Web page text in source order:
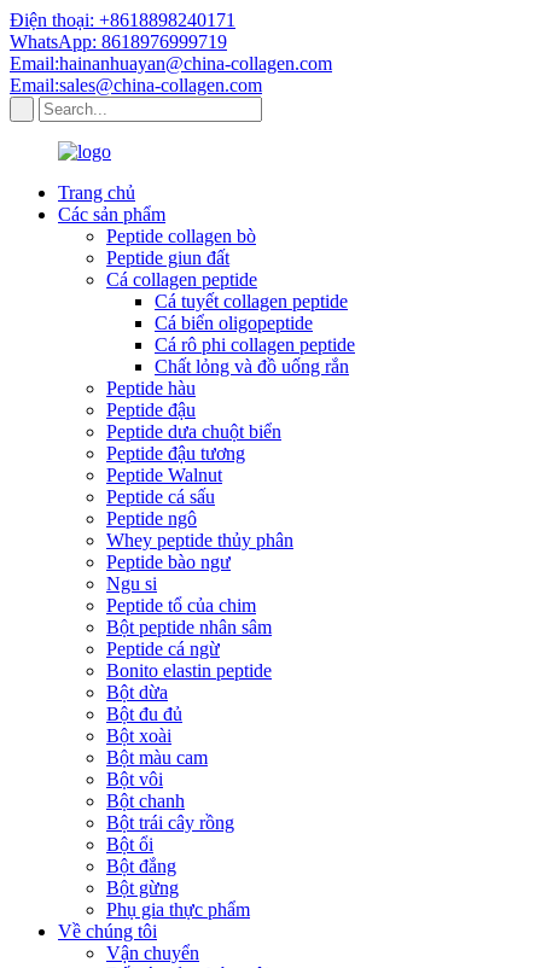
Điện thoại: +8618898240171
WhatsApp: 8618976999719
Email:hainanhuayan@china-collagen.com
Email:sales@china-collagen.com
Trang chủ
Các sản phẩm
Peptide collagen bò
Peptide giun đất
Cá collagen peptide
Cá tuyết collagen peptide
Cá biển oligopeptide
Cá rô phi collagen peptide
Chất lỏng và đồ uống rắn
Peptide hàu
Peptide đậu
Peptide dưa chuột biển
Peptide đậu tương
Peptide Walnut
Peptide cá sấu
Peptide ngô
Whey peptide thủy phân
Peptide bào ngư
Ngu si
Peptide tổ của chim
Bột peptide nhân sâm
Peptide cá ngừ
Bonito elastin peptide
Bột dừa
Bột đu đủ
Bột xoài
Bột màu cam
Bột vôi
Bột chanh
Bột trái cây rồng
Bột ổi
Bột đắng
Bột gừng
Phụ gia thực phẩm
Về chúng tôi
Vận chuyển